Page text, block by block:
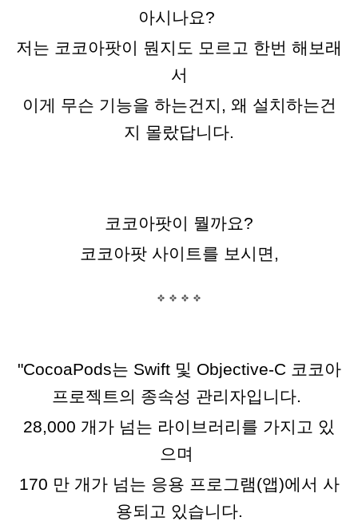
아시나요?
저는 코코아팟이 뭔지도 모르고 한번 해보래
서
이게 무슨 기능을 하는건지, 왜 설치하는건
지 몰랐답니다.
코코아팟이 뭘까요?
코코아팟 사이트를 보시면,
"CocoaPods는 Swift 및 Objective-C 코코아
프로젝트의 종속성 관리자입니다.
28,000 개가 넘는 라이브러리를 가지고 있
으며
170 만 개가 넘는 응용 프로그램(앱)에서 사
용되고 있습니다.